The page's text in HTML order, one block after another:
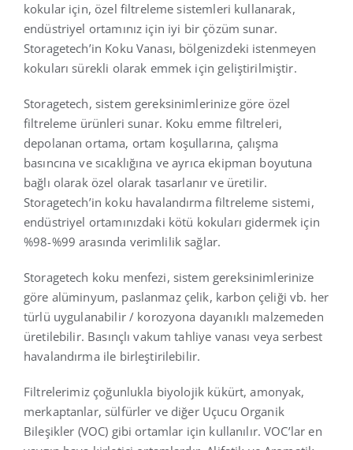
kokular için, özel filtreleme sistemleri kullanarak,
endüstriyel ortamınız için iyi bir çözüm sunar.
Storagetech’in Koku Vanası, bölgenizdeki istenmeyen
kokuları sürekli olarak emmek için geliştirilmiştir.
Storagetech, sistem gereksinimlerinize göre özel
filtreleme ürünleri sunar. Koku emme filtreleri,
depolanan ortama, ortam koşullarına, çalışma
basıncına ve sıcaklığına ve ayrıca ekipman boyutuna
bağlı olarak özel olarak tasarlanır ve üretilir.
Storagetech’in koku havalandırma filtreleme sistemi,
endüstriyel ortamınızdaki kötü kokuları gidermek için
%98-%99 arasında verimlilik sağlar.
Storagetech koku menfezi, sistem gereksinimlerinize
göre alüminyum, paslanmaz çelik, karbon çeliği vb. her
türlü uygulanabilir / korozyona dayanıklı malzemeden
üretilebilir. Basınçlı vakum tahliye vanası veya serbest
havalandırma ile birleştirilebilir.
Filtrelerimiz çoğunlukla biyolojik kükürt, amonyak,
merkaptanlar, sülfürler ve diğer Uçucu Organik
Bileşikler (VOC) gibi ortamlar için kullanılır. VOC’lar en